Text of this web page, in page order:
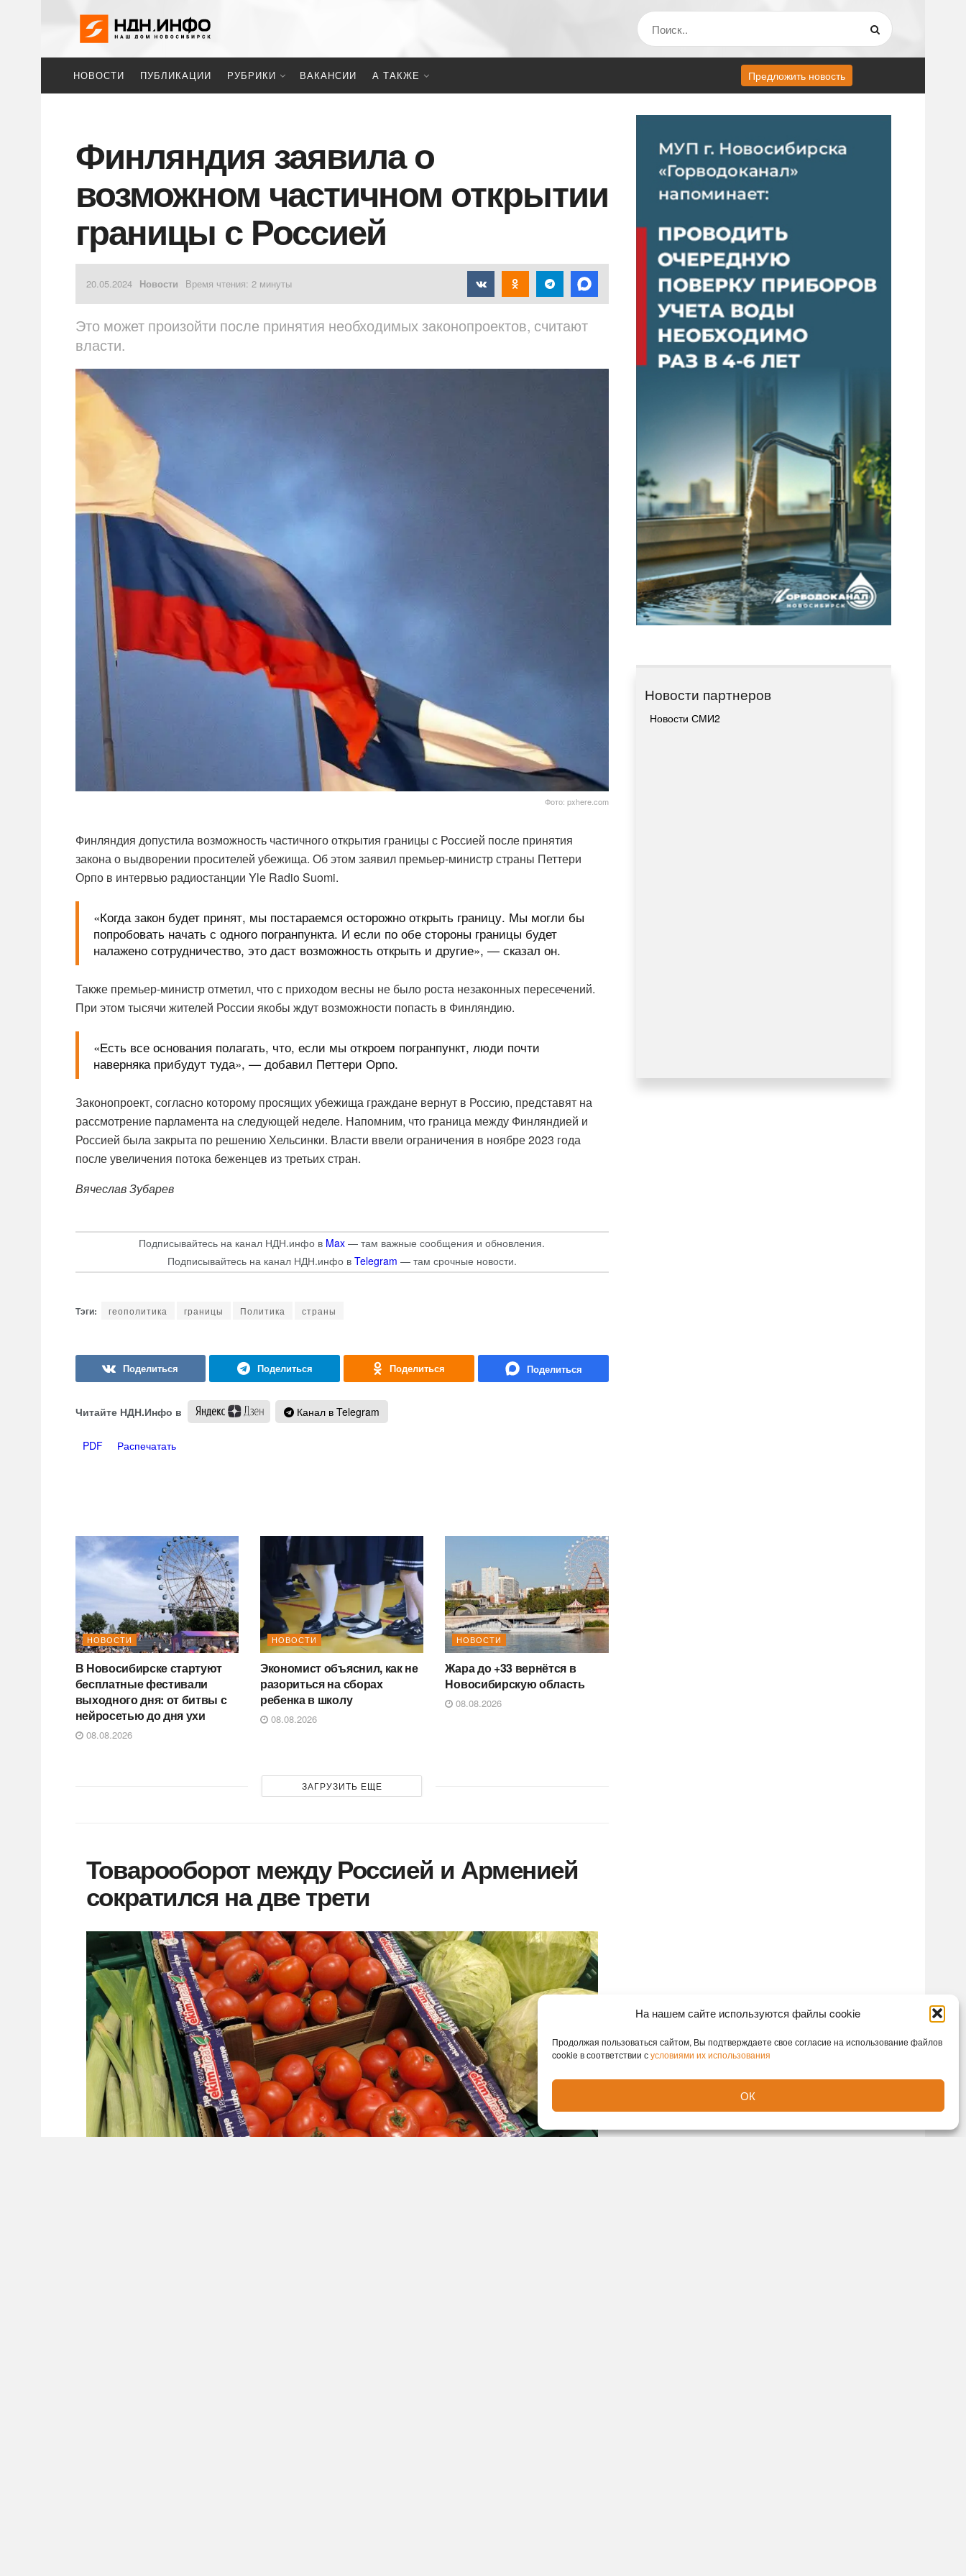
На нашем сайте используются файлы cookie
Продолжая пользоваться сайтом, Вы подтверждаете свое согласие на использование файлов
cookie в соответствии сусловиями их использования
ОК
НОВОСТИ ПУБЛИКАЦИИ РУБРИКИ ВАКАНСИИ А ТАКЖЕ Предложить новость
Финляндия заявила о
возможном частичном открытии
границы с Россией
20.05.2024 Новости Время чтения: 2 минуты
Это может произойти после принятия необходимых законопроектов, считают
власти.
Фото: pxhere.com
Финляндия допустила возможность частичного открытия границы с Россией после принятия
закона о выдворении просителей убежища. Об этом заявил премьер-министр страны Петтери
Орпо в интервью радиостанции Yle Radio Suomi.
«Когда закон будет принят, мы постараемся осторожно открыть границу. Мы могли бы
попробовать начать с одного погранпункта. И если по обе стороны границы будет
налажено сотрудничество, это даст возможность открыть и другие», — сказал он.
Также премьер-министр отметил, что с приходом весны не было роста незаконных пересечений.
При этом тысячи жителей России якобы ждут возможности попасть в Финляндию.
«Есть все основания полагать, что, если мы откроем погранпункт, люди почти
наверняка прибудут туда», — добавил Петтери Орпо.
Законопроект, согласно которому просящих убежища граждане вернут в Россию, представят на
рассмотрение парламента на следующей неделе. Напомним, что граница между Финляндией и
Россией была закрыта по решению Хельсинки. Власти ввели ограничения в ноябре 2023 года
после увеличения потока беженцев из третьих стран.
Вячеслав Зубарев
Подписывайтесь на канал НДН.инфо в Max — там важные сообщения и обновления.
Подписывайтесь на канал НДН.инфо в Telegram — там срочные новости.
геополитика границы Политика страны
Читайте НДН.Инфо в Канал в Telegram
PDF Распечатать
НОВОСТИ
В Новосибирске стартуют
бесплатные фестивали
выходного дня: от битвы с
нейросетью до дня ухи
08.08.2026
НОВОСТИ
Экономист объяснил, как не
разориться на сборах
ребенка в школу
08.08.2026
НОВОСТИ
Жара до +33 вернётся в
Новосибирскую область
08.08.2026
ЗАГРУЗИТЬ ЕЩЕ
Товарооборот между Россией и Арменией
сократился на две трети
Новости партнеров
Новости СМИ2